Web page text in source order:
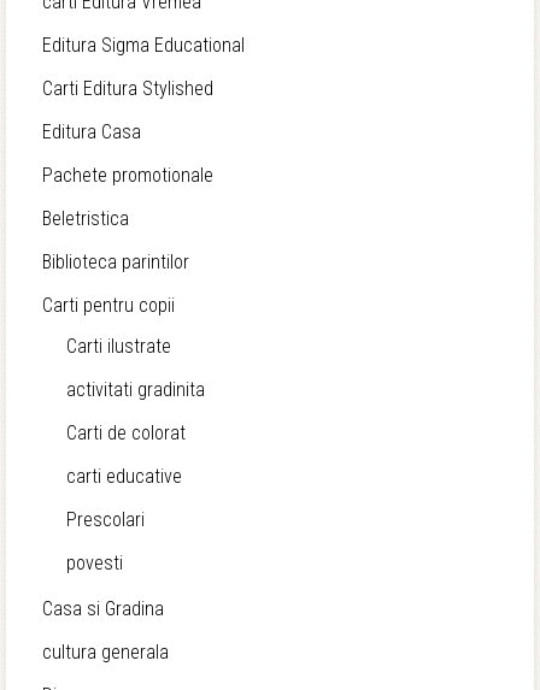
Editura Sigma Educational
Carti Editura Stylished
Editura Casa
Pachete promotionale
Beletristica
Biblioteca parintilor
Carti pentru copii
Carti ilustrate
activitati gradinita
Carti de colorat
carti educative
Prescolari
povesti
Casa si Gradina
cultura generala